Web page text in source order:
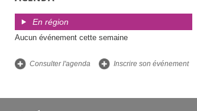
En région
Aucun événement cette semaine
Consulter l'agenda Inscrire son événement